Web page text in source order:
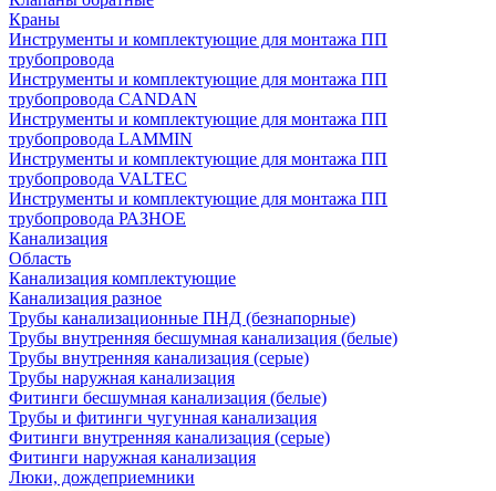
Краны
Инструменты и комплектующие для монтажа ПП
трубопровода
Инструменты и комплектующие для монтажа ПП
трубопровода CANDAN
Инструменты и комплектующие для монтажа ПП
трубопровода LAMMIN
Инструменты и комплектующие для монтажа ПП
трубопровода VALTEC
Инструменты и комплектующие для монтажа ПП
трубопровода РАЗНОЕ
Канализация
Область
Канализация комплектующие
Канализация разное
Трубы канализационные ПНД (безнапорные)
Трубы внутренняя бесшумная канализация (белые)
Трубы внутренняя канализация (серые)
Трубы наружная канализация
Фитинги бесшумная канализация (белые)
Трубы и фитинги чугунная канализация
Фитинги внутренняя канализация (серые)
Фитинги наружная канализация
Люки, дождеприемники